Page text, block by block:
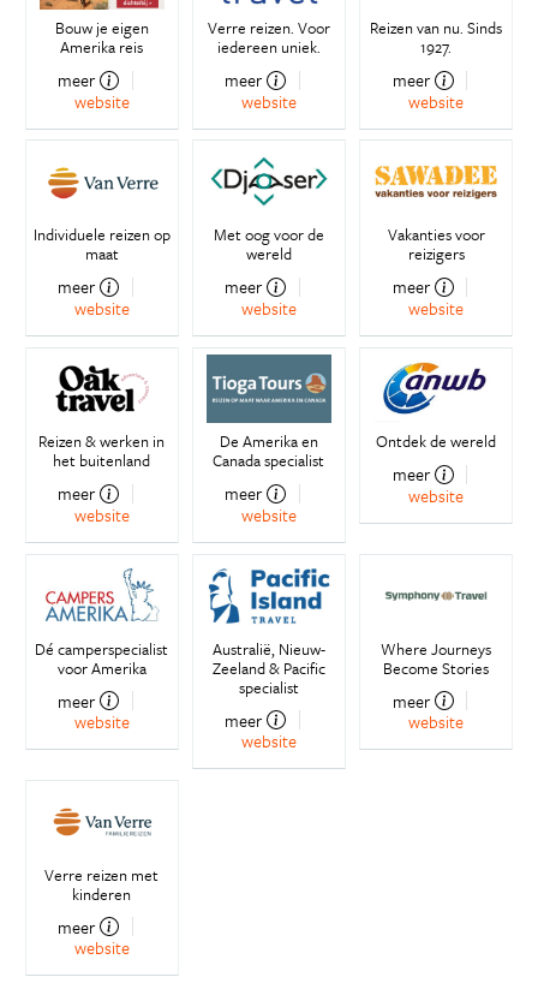
Bouw je eigen
Amerika reis
meer
website
Verre reizen. Voor
iedereen uniek.
meer
website
Reizen van nu. Sinds
1927.
meer
website
Individuele reizen op
maat
meer
website
Met oog voor de
wereld
meer
website
Vakanties voor
reizigers
meer
website
Reizen & werken in
het buitenland
meer
website
De Amerika en
Canada specialist
meer
website
Ontdek de wereld
meer
website
Dé camperspecialist
voor Amerika
meer
website
Australië, Nieuw-
Zeeland & Pacific
specialist
meer
website
Where Journeys
Become Stories
meer
website
Verre reizen met
kinderen
meer
website